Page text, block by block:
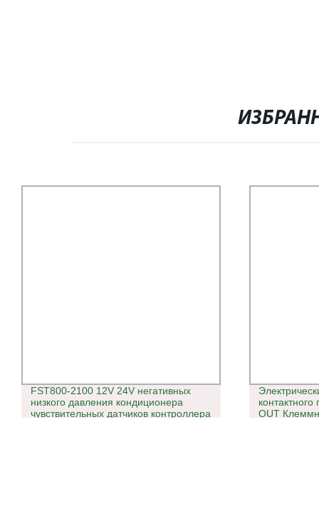
FST800-2100 12V 24V негативных
низкого давления кондиционера
чувствительных датчиков контроллера
OUT